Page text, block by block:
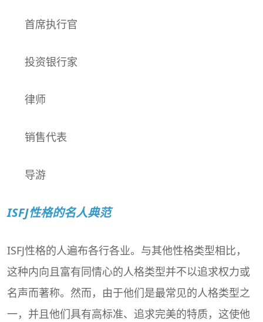
首席执行官
投资银行家
律师
销售代表
导游
ISFJ性格的名人典范
ISFJ性格的人遍布各行各业。与其他性格类型相比，
这种内向且富有同情心的人格类型并不以追求权力或
名声而著称。然而，由于他们是最常见的人格类型之
一，并且他们具有高标准、追求完美的特质，这使他